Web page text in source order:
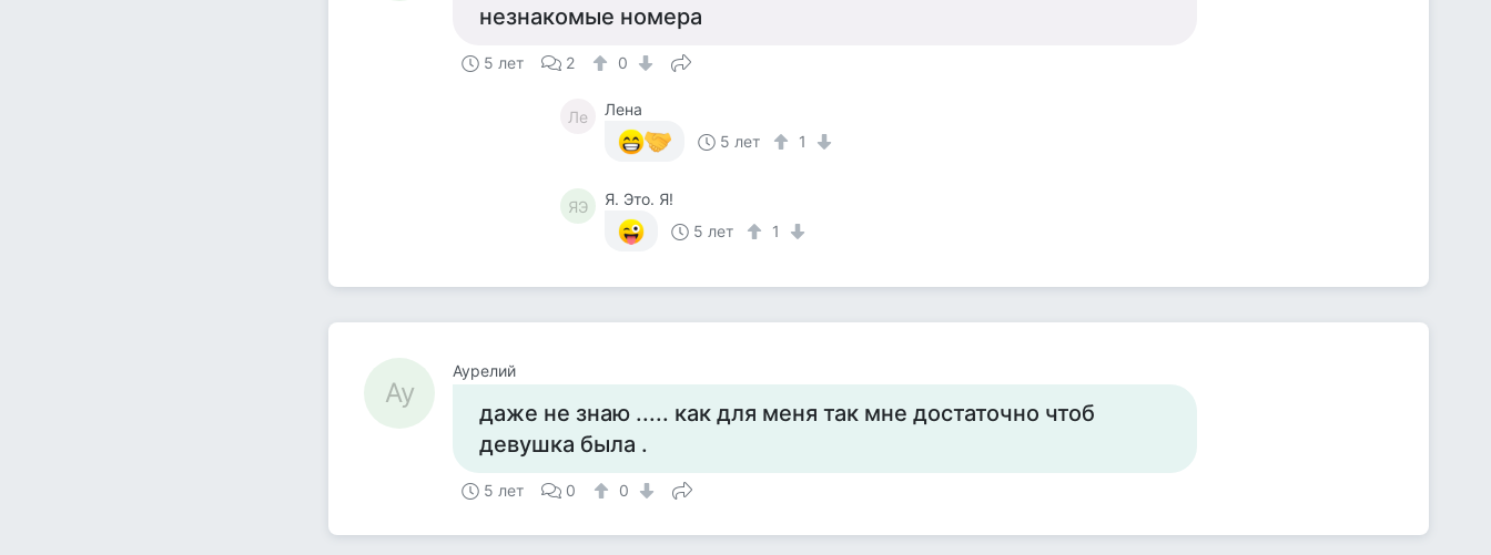
незнакомые номера
5 лет 2 0
Ле
Лена
5 лет
1
ЯЭ
Я. Это. Я!
5 лет
1
Ау
Аурелий
даже не знаю ..... как для меня так мне достаточно чтоб
девушка была .
5 лет 0 0